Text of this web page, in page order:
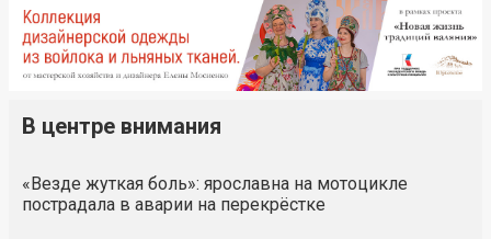
В центре внимания
«Везде жуткая боль»: ярославна на мотоцикле
пострадала в аварии на перекрёстке